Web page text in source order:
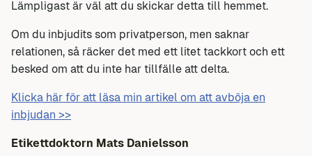
Lämpligast är väl att du skickar detta till hemmet.
Om du inbjudits som privatperson, men saknar
relationen, så räcker det med ett litet tackkort och ett
besked om att du inte har tillfälle att delta.
Klicka här för att läsa min artikel om att avböja en
inbjudan >>
Etikettdoktorn Mats Danielsson